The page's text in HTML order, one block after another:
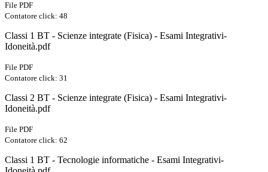
File PDF
Contatore click: 48
Classi 1 BT - Scienze integrate (Fisica) - Esami Integrativi-
Idoneità.pdf
File PDF
Contatore click: 31
Classi 2 BT - Scienze integrate (Fisica) - Esami Integrativi-
Idoneità.pdf
File PDF
Contatore click: 62
Classi 1 BT - Tecnologie informatiche - Esami Integrativi-